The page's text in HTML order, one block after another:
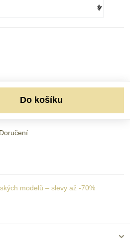
Do košíku
Doručení
modelů – slevy až -70%